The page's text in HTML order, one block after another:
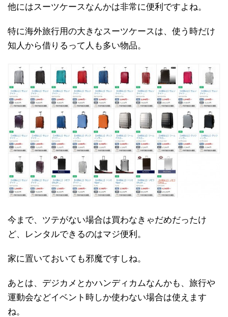
他にはスーツケースなんかは非常に便利ですよね。
特に海外旅行用の大きなスーツケースは、使う時だけ
知人から借りるって人も多い物品。
今まで、ツテがない場合は買わなきゃだめだったけ
ど、レンタルできるのはマジ便利。
家に置いておいても邪魔ですしね。
あとは、デジカメとかハンディカムなんかも、旅行や
運動会などイベント時しか使わない場合は使えます
ね。